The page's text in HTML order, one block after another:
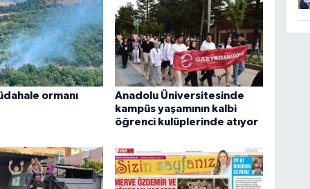
ormanı
Anadolu Üniversitesinde
kampüs yaşamının kalbi
öğrenci kulüplerinde atıyor